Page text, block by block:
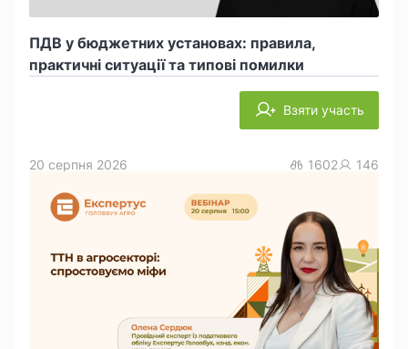
ПДВ у бюджетних установах: правила,
практичні ситуації та типові помилки
Взяти участь
20 серпня 2026 1602 146